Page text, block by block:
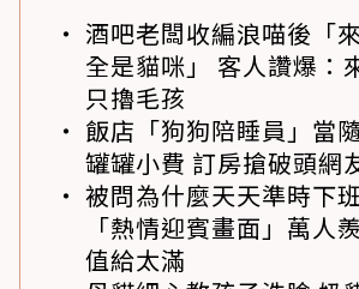
酒吧老闆收編浪喵後「
全是貓咪」 客人讚爆：
只擼毛孩
飯店「狗狗陪睡員」當
罐罐小費 訂房搶破頭網
被問為什麼天天準時下
「熱情迎賓畫面」萬人
值給太滿